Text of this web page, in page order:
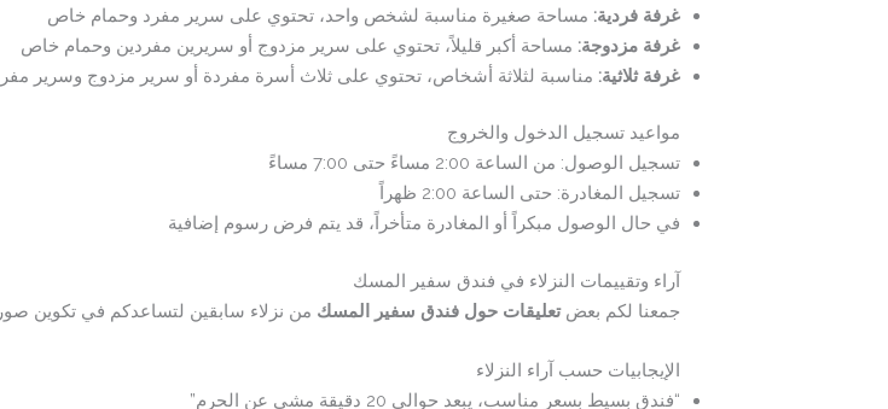
غرفة فردية: مساحة صغيرة مناسبة لشخص واحد، تحتوي على سرير مفرد وحمام خاص
غرفة مزدوجة: مساحة أكبر قليلاً، تحتوي على سرير مزدوج أو سريرين مفردين وحمام خاص
غرفة ثلاثية: مناسبة لثلاثة أشخاص، تحتوي على ثلاث أسرة مفردة أو سرير مزدوج وسرير
مواعيد تسجيل الدخول والخروج
تسجيل الوصول: من الساعة 2:00 مساءً حتى 7:00 مساءً
تسجيل المغادرة: حتى الساعة 2:00 ظهراً
في حال الوصول مبكراً أو المغادرة متأخراً، قد يتم فرض رسوم إضافية
آراء وتقييمات النزلاء في فندق سفير المسك
جمعنا لكم بعضتعليقات حول فندق سفير المسك من نزلاء سابقين لتساعدكم في تكوين
الإيجابيات حسب آراء النزلاء
“فندق بسيط بسعر مناسب، يبعد حوالي 20 دقيقة مشي عن الحرم”